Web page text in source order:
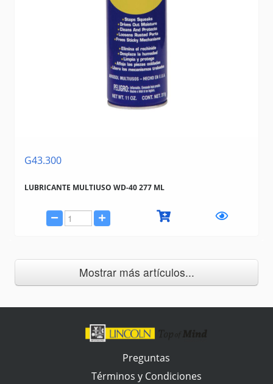
G43.300
LUBRICANTE MULTIUSO WD-40 277 ML
Mostrar más artículos...
Preguntas
Términos y Condiciones